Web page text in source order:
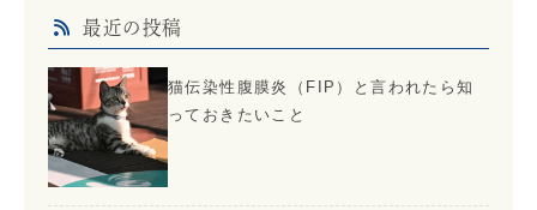
最近の投稿
猫伝染性腹膜炎（FIP）と言われたら知
っておきたいこと